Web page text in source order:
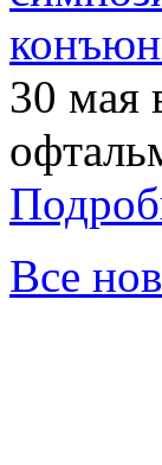
30 мая
Все